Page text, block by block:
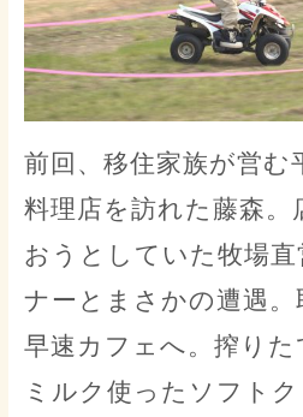
前回、移住家族が営む
料理店を訪れた藤森。
おうとしていた牧場
ナーとまさかの遭遇
早速カフェへ。搾り
ミルク使ったソフト